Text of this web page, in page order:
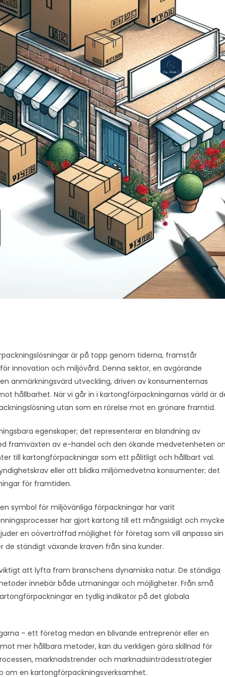
är på topp genom tiderna, framstår
innovation och miljövård. Denna sektor, en avgörande
anmärkningsvärd utveckling, driven av konsumenternas
hållbarhet. När vi går in i kartongförpackningarnas värld är
utan som en rörelse mot en grönare framtid.
egenskaper; det representerar en blandning av
framväxten av e-handel och den ökande medvetenheten
till kartongförpackningar som ett pålitligt och hållbart val.
eller att blidka miljömedvetna konsumenter; det
för framtiden.
symbol för miljövänliga förpackningar har varit
har gjort kartong till ett mångsidigt och
en oöverträffad möjlighet för företag som vill anpassa sin
ständigt växande kraven från sina kunder.
att lyfta fram branschens dynamiska natur. De ständiga
innebär både utmaningar och möjligheter. Från små
en tydlig indikator på det globala
– ett företag medan en blivande entreprenör eller en
mer hållbara metoder, kan du verkligen göra skillnad för
marknadstrender och marknadsinträdesstrategier
om en kartongförpackningsverksamhet.